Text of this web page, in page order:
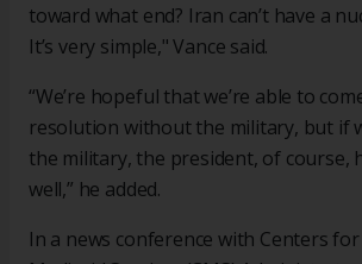
toward what end? Iran can’t have a
It’s very simple," Vance said.
“We’re hopeful that we’re able to
resolution without the military, but if
the military, the president, of course,
well,” he added.
In a news conference with Centers